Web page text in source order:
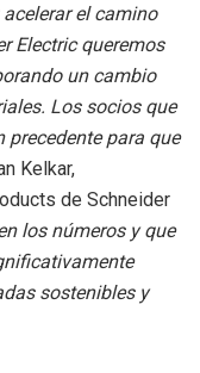
el camino
Electric queremos
un cambio
Los socios que
precedente para que
Kelkar,
de Schneider
los números y que
sostenibles y